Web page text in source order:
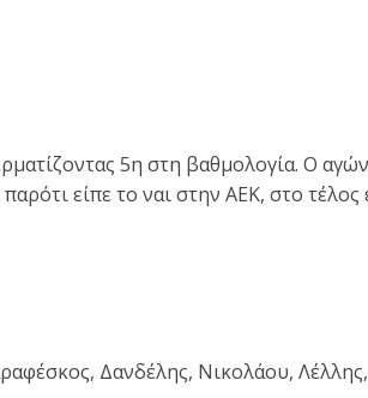
5η στη βαθμολογία. Ο
είπε το ναι στην ΑΕΚ, στο τέλος
Δανδέλης, Νικολάου,